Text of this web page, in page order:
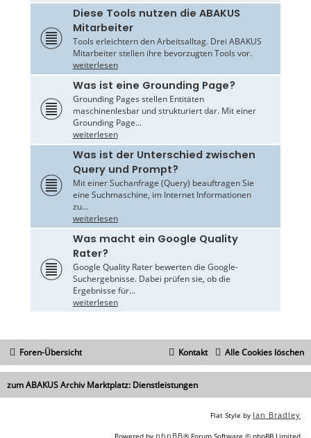
Diese Tools nutzen die ABAKUS
Mitarbeiter
Tools erleichtern den Arbeitsalltag. Drei ABAKUS
Mitarbeiter stellen ihre bevorzugten Tools vor.
weiterlesen
Was ist eine Grounding Page?
Grounding Pages stellen Entitäten
maschinenlesbar und strukturiert dar. Mit einer
Grounding Page...
weiterlesen
Was ist der Unterschied zwischen
Query und Prompt?
Mit einer Suchanfrage (Query) beauftragen Sie
eine Suchmaschine, im Internet Informationen
zu...
weiterlesen
Was macht ein Google Quality
Rater?
Google Quality Rater bewerten die Google-
Suchergebnisse. Dabei prüfen sie, ob die
Ergebnisse für...
weiterlesen
Foren-Übersicht Alle Cookies löschen
Kontakt
zum ABAKUS Archiv Marktplatz: Dienstleistungen
Flat Style by Ian Bradley
phpBB